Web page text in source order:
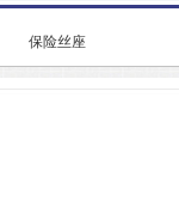
保险丝座